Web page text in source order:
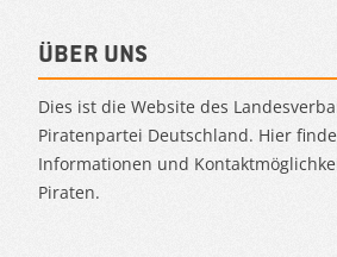
Über uns
Dies ist die Website des
Piratenpartei Deutschland. Hier
Informationen und
Piraten.